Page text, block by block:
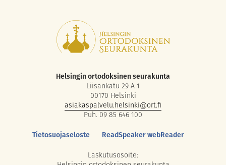
Helsingin ortodoksinen seurakunta
Liisankatu 29 A 1
00170 Helsinki
asiakaspalvelu.helsinki@ort.fi
Puh. 09 85 646 100
Tietosuojaseloste
ReadSpeaker webReader
Laskutusosoite: